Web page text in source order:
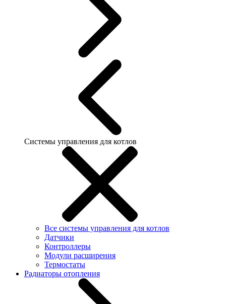
Системы управления для котлов
Все системы управления для котлов
Датчики
Контроллеры
Модули расширения
Термостаты
Радиаторы отопления